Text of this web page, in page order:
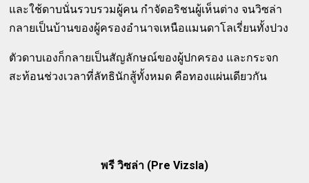
และใช้ดาบนั่นรวบรวมผู้คน กำจัดอริชนผู้เห็นต่าง จนวิซล่า
กลายเป็นบ้านของผู้ครองอำนาจเหนือแมนดาโลเรี่ยนทั้งปวง
ตัวดาบเองก็กลายเป็นสัญลักษณ์ของผู้ปกครอง และกระจก
สะท้อนช่วงเวลาที่ลัทธินักสู้ทั้งหมด คือทองแผ่นเดียวกัน
พรี วิซล่า (Pre Vizsla)